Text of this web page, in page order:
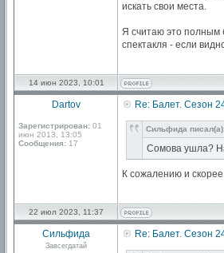
искать свои места.
Я считаю это полным
спектакля - если
14 июн 2023, 10:01
Dartov
Зарегистрирован: 01
июн 2013, 13:05
Сообщения: 17
Re: Балет. Сезон
Сильфида
Сомова ушла?
К сожалению и
22 июл 2023, 11:37
Сильфида
Завсегдатай
Re: Балет. Сезон